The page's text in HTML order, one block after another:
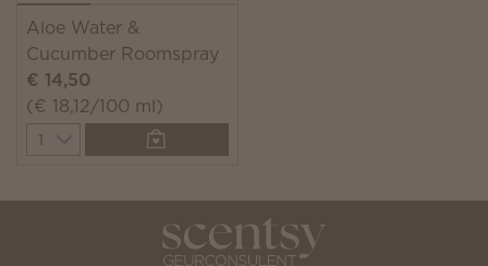
Aloe Water &
Cucumber Roomspray
€ 14,50
(€ 18,12/100 ml)
Quantity